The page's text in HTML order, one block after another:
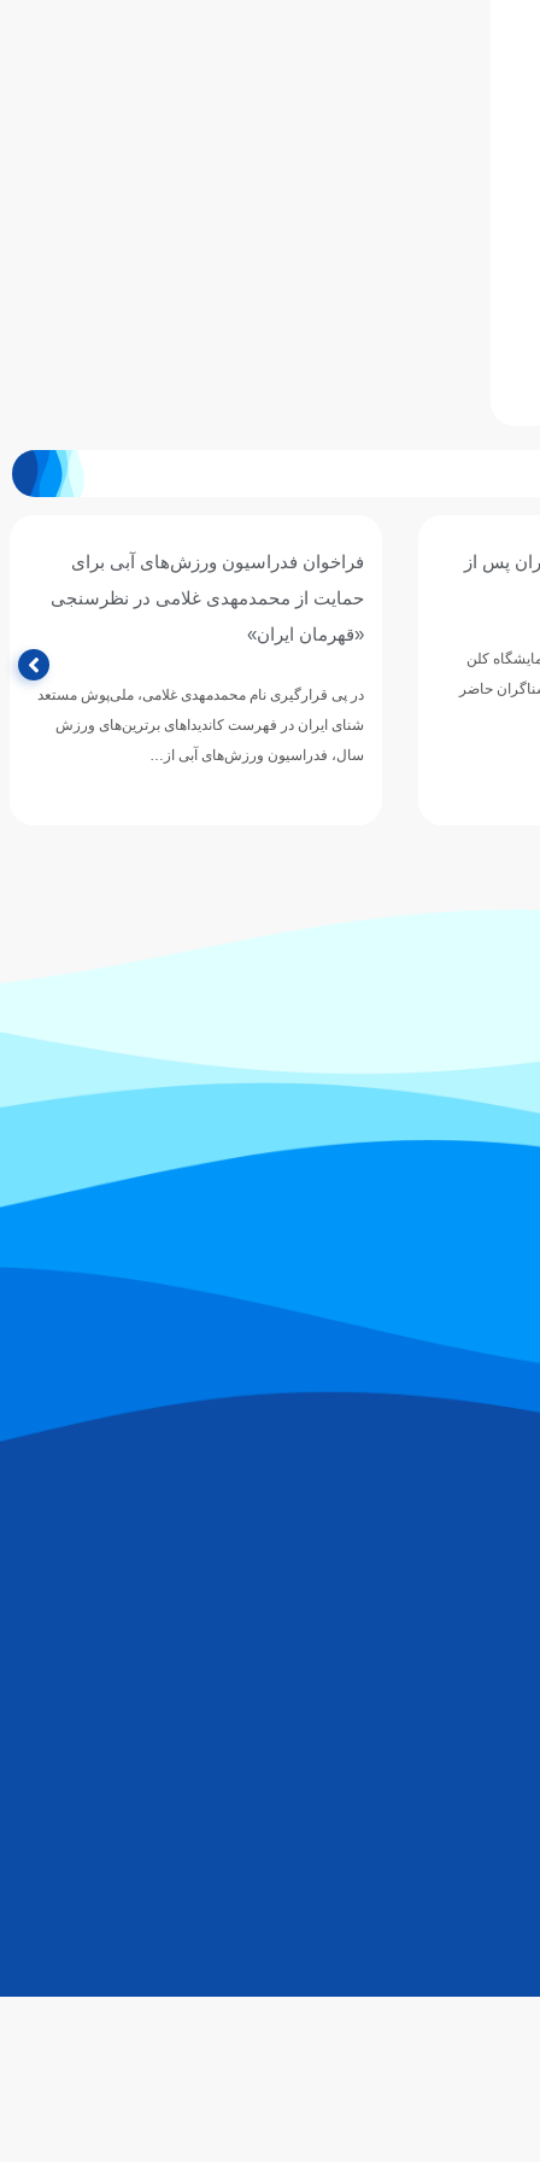
پس از
کلن
حاضر
فراخوان فدراسیون ورزش‌های آبی برای
حمایت از محمدمهدی غلامی در نظرسنجی
«قهرمان ایران»
در پی قرارگیری نام محمدمهدی غلامی، ملی‌پوش مستعد
شنای ایران در فهرست کاندیداهای برترین‌های ورزش
سال، فدراسیون ورزش‌های آبی از…